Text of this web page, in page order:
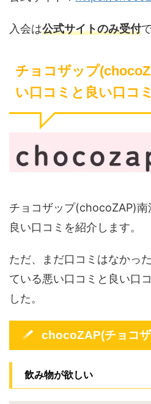
入会は公式サイトのみ受付
チョコザップ
い口コミと良い口コ
チョコザップ(chocoZAP)南
良い口コミを紹介します。
ただ、まだ口コミはなかっ
ている悪い口コミと良い口
した。
chocoZAP(チョコ
飲み物が欲しい